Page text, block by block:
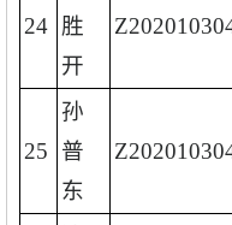
24 胜
开
25
孙
普
东